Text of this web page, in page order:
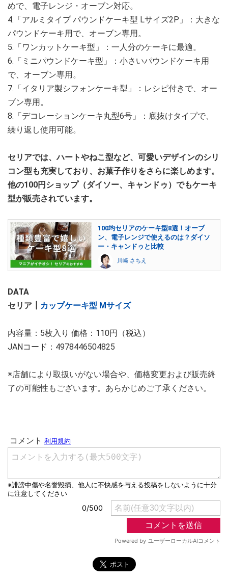
めで、電子レンジ・オーブン対応。
4.「アルミタイプ パウンドケーキ型 Lサイズ2P」：大きな
パウンドケーキ用で、オーブン専用。
5.「ワンカットケーキ型」：一人分のケーキに最適。
6.「ミニパウンドケーキ型」：小さいパウンドケーキ用
で、オーブン専用。
7.「イタリア製シフォンケーキ型」：レシピ付きで、オー
ブン専用。
8.「デコレーションケーキ丸型6号」：底抜けタイプで、
繰り返し使用可能。
セリアでは、ハートやねこ型など、可愛いデザインのシリ
コン型も充実しており、お菓子作りをさらに楽しめます。
他の100円ショップ（ダイソー、キャンドゥ）でもケーキ
型が販売されています。
100均セリアのケーキ型8選！オーブ
ン、電子レンジで使えるのは？ダイソ
ー・キャンドゥと比較
川崎 さちえ
DATA
セリア┃ カップケーキ型 Mサイズ
内容量：5枚入り 価格：110円（税込）
JANコード：4978446504825
※店舗により取扱いがない場合や、価格変更および販売終
了の可能性もございます。あらかじめご了承ください。